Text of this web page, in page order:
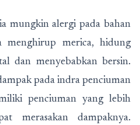
alergi pada bahan
menghirup merica, hidung
dan menyebabkan bersin.
pada indra penciuman
penciuman yang lebih
merasakan dampaknya.